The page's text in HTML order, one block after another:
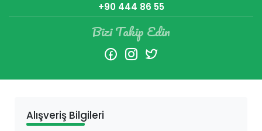
+90 444 86 55
Bizi Takip Edin
Alışveriş Bilgileri